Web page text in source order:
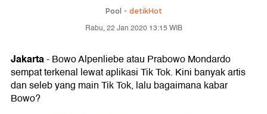
Pool - detikHot
Rabu, 22 Jan 2020 13:15 WIB
Jakarta- Bowo Alpenliebe atau Prabowo Mondardo
sempat terkenal lewat aplikasi Tik Tok. Kini banyak artis
dan seleb yang main Tik Tok, lalu bagaimana kabar
Bowo?